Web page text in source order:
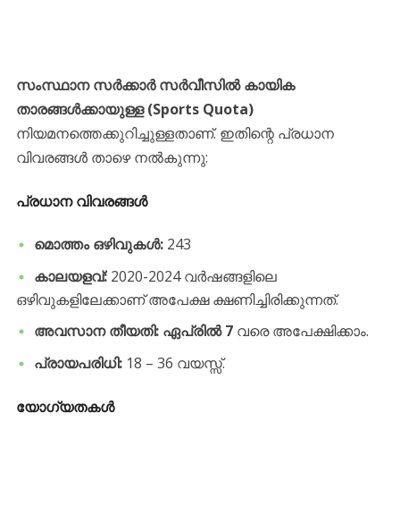
സംസ്ഥാന സർക്കാർ സർവീസിൽ കായിക
താരങ്ങൾക്കായുള്ള (Sports Quota)
നിയമനത്തെക്കുറിച്ചുള്ളതാണ്. ഇതിന്റെ പ്രധാന
വിവരങ്ങൾ താഴെ നൽകുന്നു:
​പ്രധാന വിവരങ്ങൾ
മൊത്തം ഒഴിവുകൾ:243
കാലയളവ്:2020-2024 വർഷങ്ങളിലെ
ഒഴിവുകളിലേക്കാണ് അപേക്ഷ ക്ഷണിച്ചിരിക്കുന്നത്.
അവസാന തീയതി: ഏപ്രിൽ 7വരെ അപേക്ഷിക്കാം.
പ്രായപരിധി:18 – 36 വയസ്സ്.
​യോഗ്യതകൾ